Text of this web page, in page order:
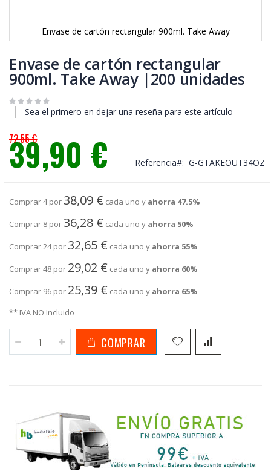
Envase de cartón rectangular 900ml. Take Away
al
comienzo
de
galería
Envase de cartón rectangular
900ml. Take Away |200 unidades
Sea el primero en dejar una reseña para este artículo
72,55 €
Precio
especial
39,90 € Referencia G-GTAKEOUT34OZ
Comprar 4 por 38,09 € cada uno y ahorra 47.5%
Comprar 8 por 36,28 € cada uno y ahorra 50%
Comprar 24 por 32,65 € cada uno y ahorra 55%
Comprar 48 por 29,02 € cada uno y ahorra 60%
Comprar 96 por 25,39 € cada uno y ahorra 65%
** IVA NO Incluido
COMPRAR